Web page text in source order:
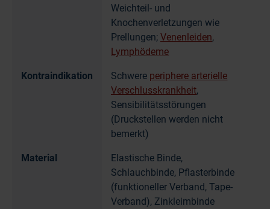
Weichteil- und
Knochenverletzungen wie
Prellungen; Venenleiden,
Lymphödeme
Kontraindikation Schwere periphere arterielle
Verschlusskrankheit,
Sensibilitätsstörungen
(Druckstellen werden nicht
bemerkt)
Material
Elastische Binde,
Schlauchbinde, Pflasterbinde
(funktioneller Verband, Tape-
Verband), Zinkleimbinde